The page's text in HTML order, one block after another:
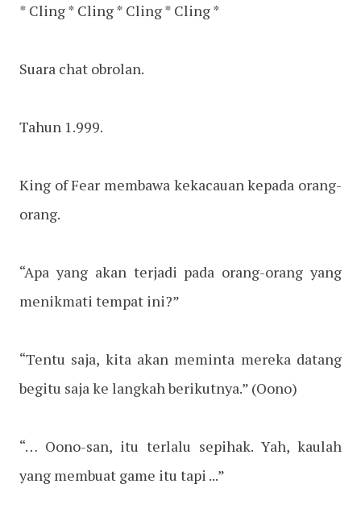
* Cling * Cling * Cling * Cling *
Suara chat obrolan.
Tahun 1.999.
King of Fear membawa kekacauan kepada orang-
orang.
“Apa yang akan terjadi pada orang-orang yang
menikmati tempat ini?”
“Tentu saja, kita akan meminta mereka datang
begitu saja ke langkah berikutnya.” (Oono)
“… Oono-san, itu terlalu sepihak. Yah, kaulah
yang membuat game itu tapi ...”